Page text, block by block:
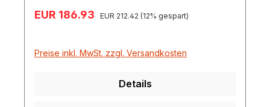
Verkaufspreis:
EUR 186.93 Regulärer Preis:
EUR 212.42 (12% gespart)
Preise inkl. MwSt. zzgl. Versandkosten
Details